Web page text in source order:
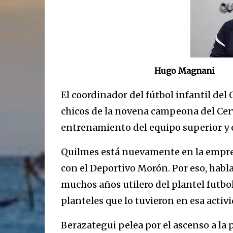
Hugo Magnani
El coordinador del fútbol infantil del
chicos de la novena campeona del
entrenamiento del equipo superior y
Quilmes está nuevamente en la
con el Deportivo Morón. Por eso,
muchos años utilero del plantel
planteles que lo tuvieron en esa
Berazategui pelea por el ascenso a